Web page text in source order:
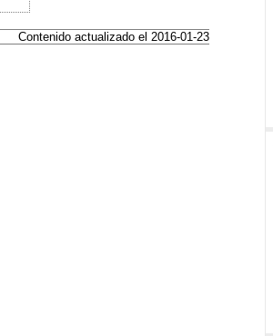
Contenido actualizado el 2016-01-23